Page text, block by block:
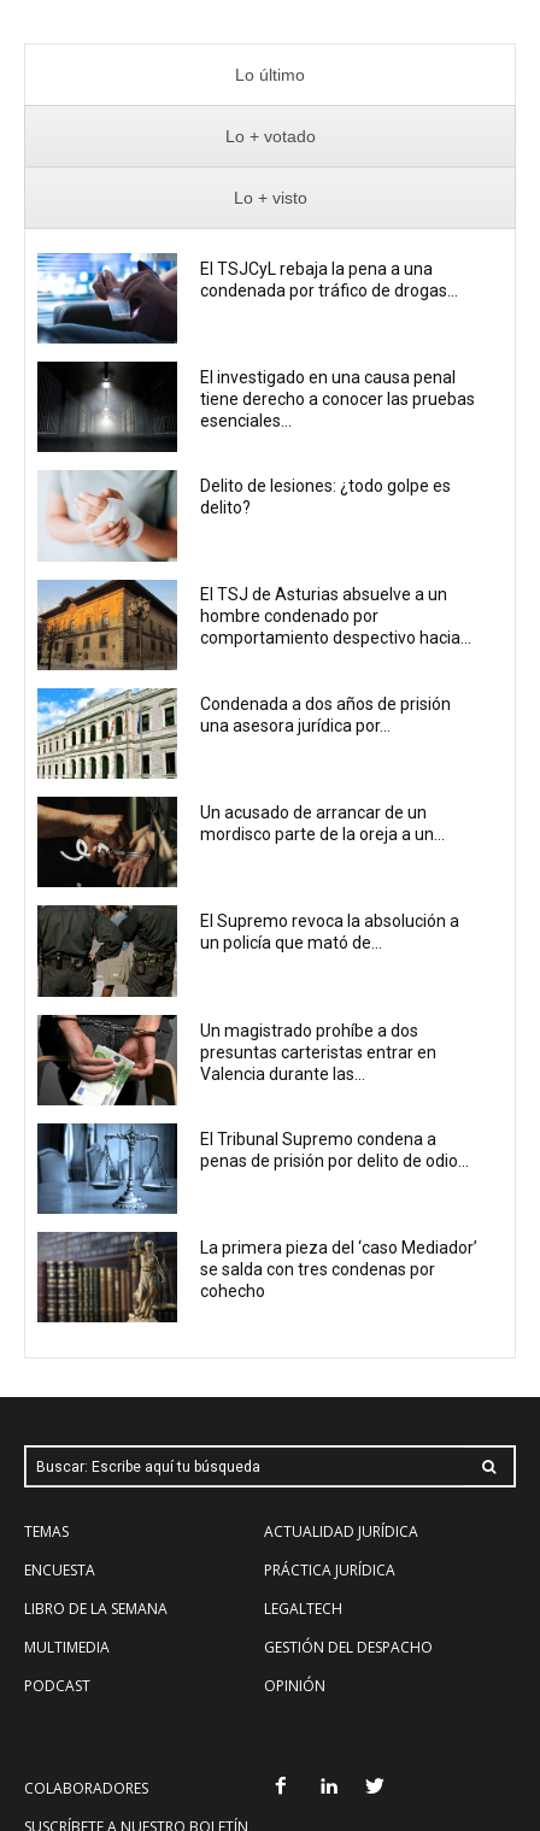
Lo último
Lo + votado
Lo + visto
El TSJCyL rebaja la pena a una
condenada por tráfico de drogas...
El investigado en una causa penal
tiene derecho a conocer las pruebas
esenciales...
Delito de lesiones: ¿todo golpe es
delito?
El TSJ de Asturias absuelve a un
hombre condenado por
comportamiento despectivo hacia...
Condenada a dos años de prisión
una asesora jurídica por...
Un acusado de arrancar de un
mordisco parte de la oreja a un...
El Supremo revoca la absolución a
un policía que mató de...
Un magistrado prohíbe a dos
presuntas carteristas entrar en
Valencia durante las...
El Tribunal Supremo condena a
penas de prisión por delito de odio...
La primera pieza del ‘caso Mediador’
se salda con tres condenas por
cohecho
Buscar: Escribe aquí tu búsqueda
TEMAS
ENCUESTA
LIBRO DE LA SEMANA
MULTIMEDIA
PODCAST
ACTUALIDAD JURÍDICA
PRÁCTICA JURÍDICA
LEGALTECH
GESTIÓN DEL DESPACHO
OPINIÓN
COLABORADORES
SUSCRÍBETE A NUESTRO BOLETÍN